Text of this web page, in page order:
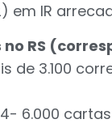
em IR
RS
de 3.100
6.000 cartas